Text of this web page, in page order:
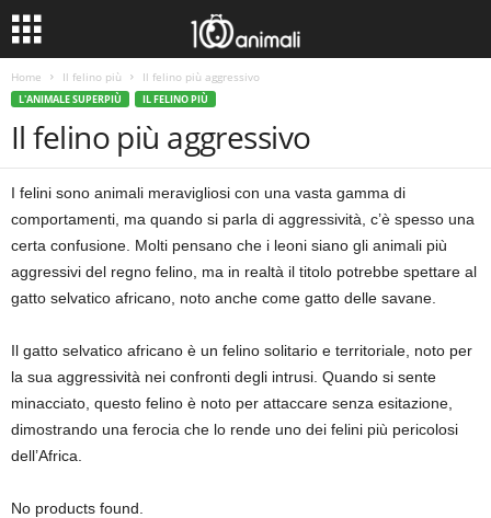
Home Il felino più Il felino più aggressivo
L'ANIMALE SUPERPIÙ IL FELINO PIÙ
Il felino più aggressivo
I felini sono animali meravigliosi con una vasta gamma di
comportamenti, ma quando si parla di aggressività, c’è spesso una
certa confusione. Molti pensano che i leoni siano gli animali più
aggressivi del regno felino, ma in realtà il titolo potrebbe spettare al
gatto selvatico africano, noto anche come gatto delle savane.
Il gatto selvatico africano è un felino solitario e territoriale, noto per
la sua aggressività nei confronti degli intrusi. Quando si sente
minacciato, questo felino è noto per attaccare senza esitazione,
dimostrando una ferocia che lo rende uno dei felini più pericolosi
dell’Africa.
No products found.